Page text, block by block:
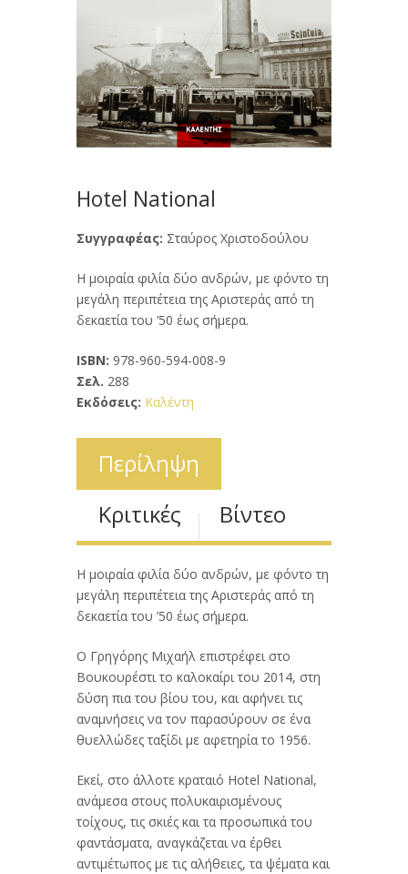
Hotel National
Συγγραφέας: Σταύρος Χριστοδούλου
Η μοιραία φιλία δύο ανδρών, με φόντο τη
μεγάλη περιπέτεια της Αριστεράς από τη
δεκαετία του ’50 έως σήμερα.
ISBN: 978-960-594-008-9
Σελ. 288
Εκδόσεις: Καλέντη
Περίληψη
Κριτικές
Βίντεο
Η μοιραία φιλία δύο ανδρών, με φόντο τη
μεγάλη περιπέτεια της Αριστεράς από τη
δεκαετία του ’50 έως σήμερα.
Ο Γρηγόρης Μιχαήλ επιστρέφει στο
Βουκουρέστι το καλοκαίρι του 2014, στη
δύση πια του βίου του, και αφήνει τις
αναμνήσεις να τον παρασύρουν σε ένα
θυελλώδες ταξίδι με αφετηρία το 1956.
Εκεί, στο άλλοτε κραταιό Hotel National,
ανάμεσα στους πολυκαιρισμένους
τοίχους, τις σκιές και τα προσωπικά του
φαντάσματα, αναγκάζεται να έρθει
αντιμέτωπος με τις αλήθειες, τα ψέματα και